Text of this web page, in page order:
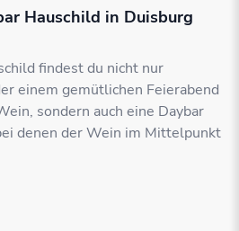
Hauschild in Duisburg
findest du nicht nur
einem gemütlichen Feierabend
sondern auch eine Daybar
denen der Wein im Mittelpunkt